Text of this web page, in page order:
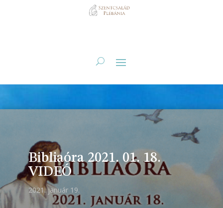
Bibliaóra 2021. 01. 18.
VIDEÓ
2021. január 19.